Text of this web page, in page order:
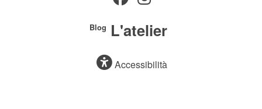
Blog L'atelier
Accessibilità